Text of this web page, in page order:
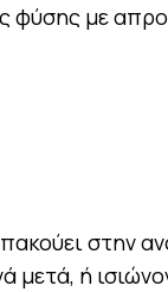
με
στην
μετά, ή